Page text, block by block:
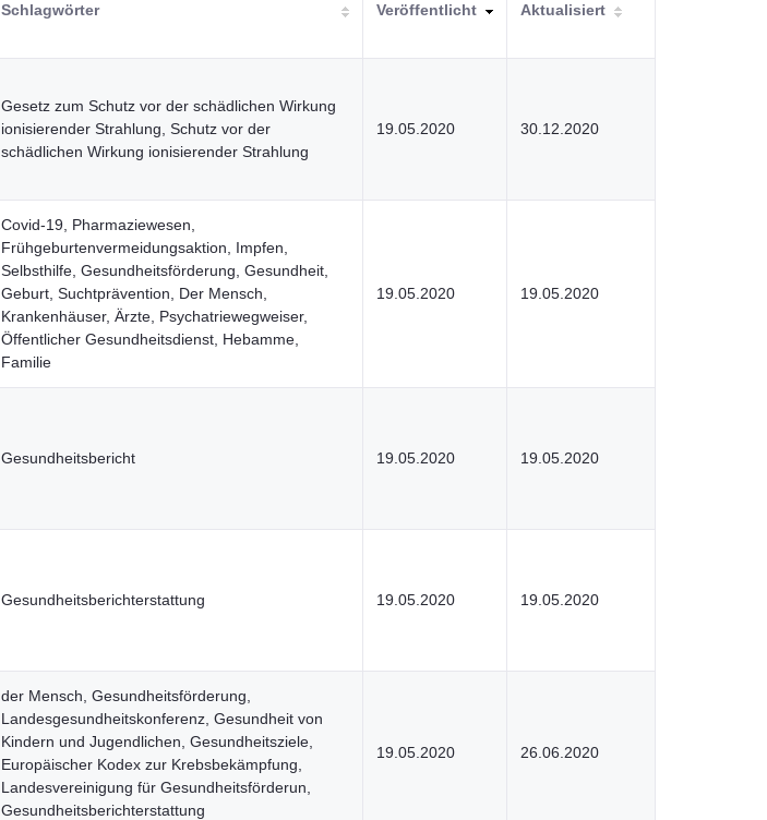
Schlagwörter Veröffentlicht Aktualisiert
Gesetz zum Schutz vor der schädlichen Wirkung
ionisierender Strahlung, Schutz vor der
schädlichen Wirkung ionisierender Strahlung
19.05.2020 30.12.2020
Covid-19, Pharmaziewesen,
Frühgeburtenvermeidungsaktion, Impfen,
Selbsthilfe, Gesundheitsförderung, Gesundheit,
Geburt, Suchtprävention, Der Mensch,
Krankenhäuser, Ärzte, Psychatriewegweiser,
Öffentlicher Gesundheitsdienst, Hebamme,
Familie
19.05.2020 19.05.2020
Gesundheitsbericht 19.05.2020 19.05.2020
Gesundheitsberichterstattung 19.05.2020 19.05.2020
der Mensch, Gesundheitsförderung,
Landesgesundheitskonferenz, Gesundheit von
Kindern und Jugendlichen, Gesundheitsziele,
Europäischer Kodex zur Krebsbekämpfung,
Landesvereinigung für Gesundheitsförderun,
Gesundheitsberichterstattung
19.05.2020 26.06.2020